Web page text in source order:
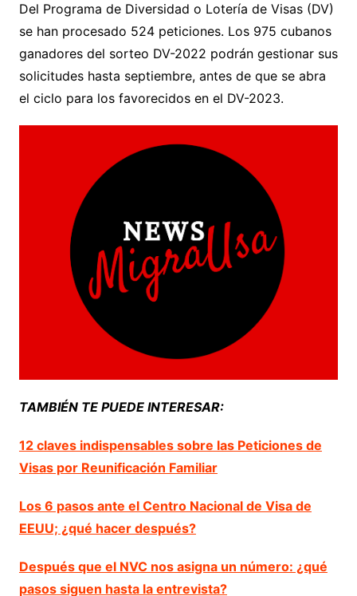
Del Programa de Diversidad o Lotería de Visas (DV)
se han procesado 524 peticiones. Los 975 cubanos
ganadores del sorteo DV-2022 podrán gestionar sus
solicitudes hasta septiembre, antes de que se abra
el ciclo para los favorecidos en el DV-2023.
TAMBIÉN TE PUEDE INTERESAR:
12 claves indispensables sobre las Peticiones de
Visas por Reunificación Familiar
Los 6 pasos ante el Centro Nacional de Visa de
EEUU; ¿qué hacer después?
Después que el NVC nos asigna un número: ¿qué
pasos siguen hasta la entrevista?